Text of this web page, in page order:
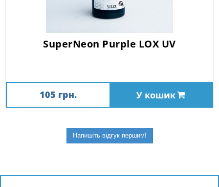
SuperNeon Purple LOX UV
105 грн. У кошик
Напишіть відгук першим!